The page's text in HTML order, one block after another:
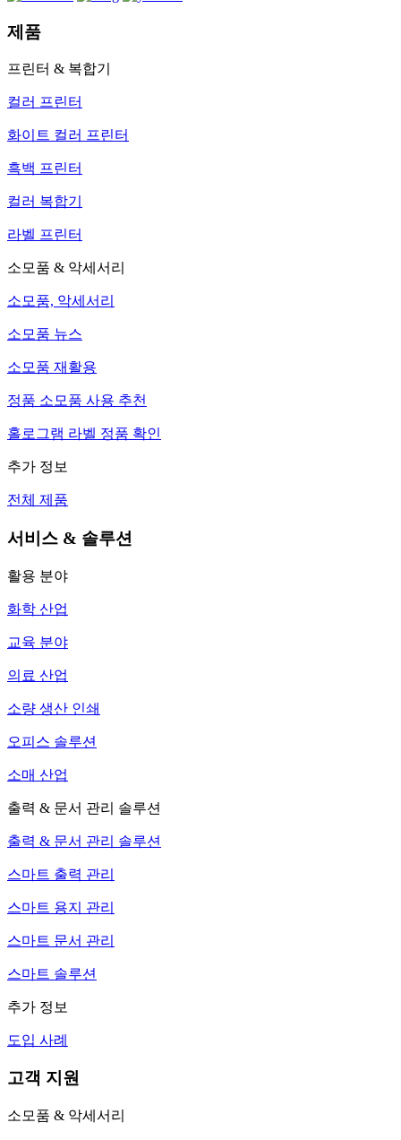
제품
프린터 & 복합기
컬러 프린터
화이트 컬러 프린터
흑백 프린터
컬러 복합기
라벨 프린터
소모품 & 악세서리
소모품, 악세서리
소모품 뉴스
소모품 재활용
정품 소모품 사용 추천
홀로그램 라벨 정품 확인
추가 정보
전체 제품
서비스 & 솔루션
활용 분야
화학 산업
교육 분야
의료 산업
소량 생산 인쇄
오피스 솔루션
소매 산업
출력 & 문서 관리 솔루션
출력 & 문서 관리 솔루션
스마트 출력 관리
스마트 용지 관리
스마트 문서 관리
스마트 솔루션
추가 정보
도입 사례
고객 지원
소모품 & 악세서리